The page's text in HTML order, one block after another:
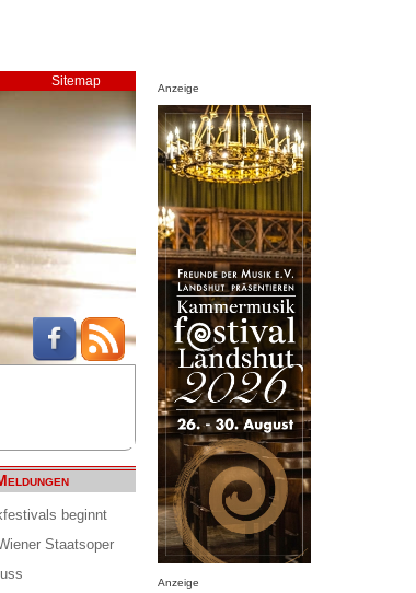
Sitemap
beginnt
Staatsoper
Anzeige
Anzeige